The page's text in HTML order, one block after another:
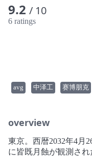
9.2 / 10
6 ratings
avg 中泽工 赛博朋克
overview
東京。西暦2032年4月
に皆既月蝕が観測さ